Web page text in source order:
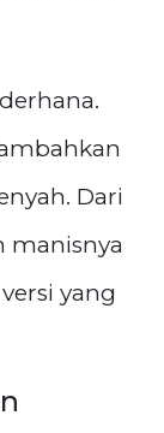
Dari
manisnya
yang